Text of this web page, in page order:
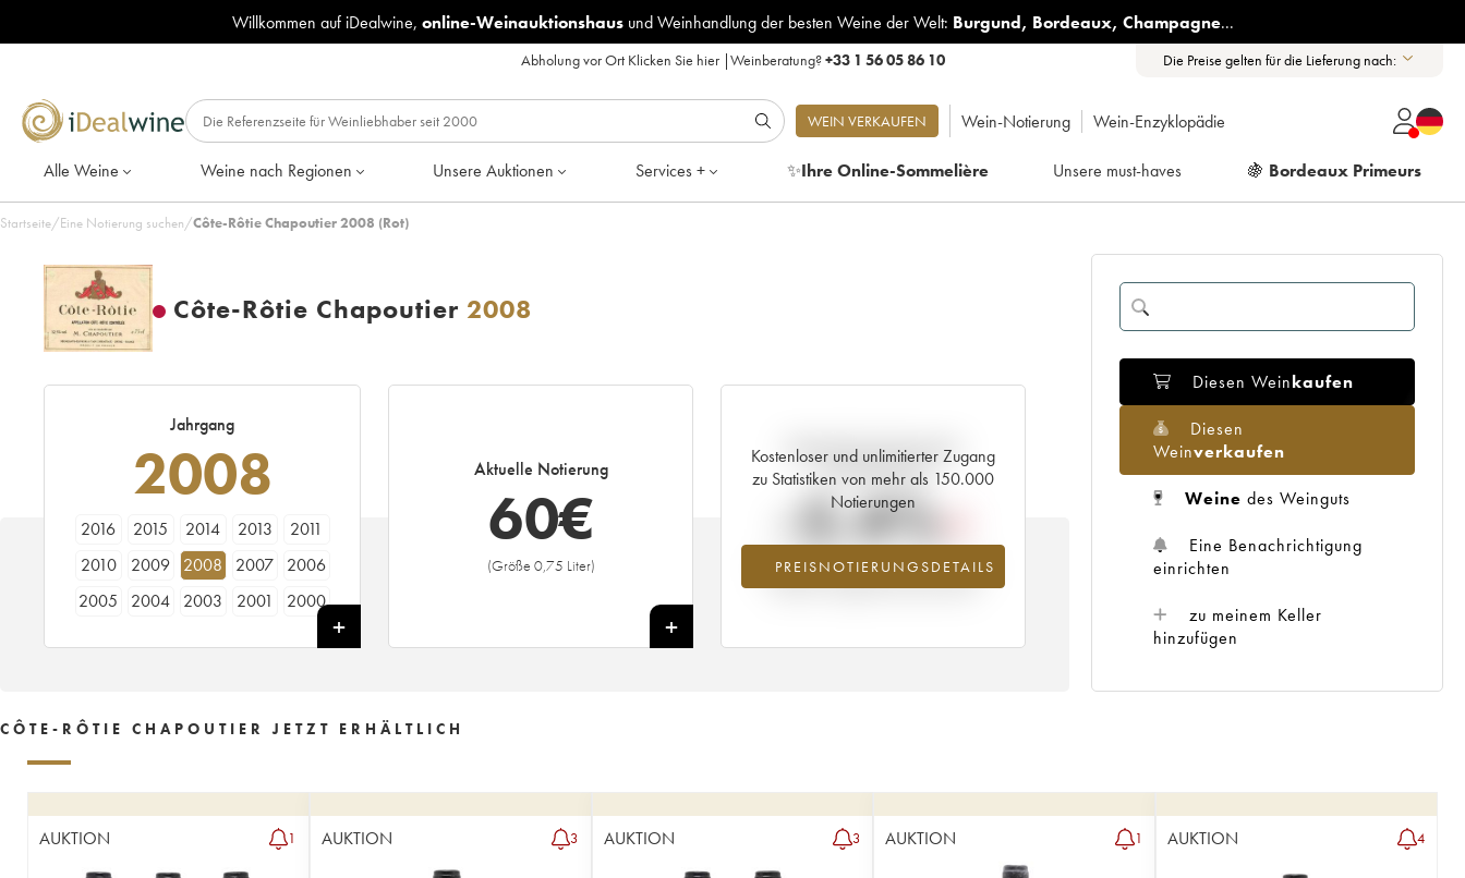
Willkommen auf iDealwine, online-Weinauktionshausund Weinhandlung der besten Weine der Welt: Burgund, Bordeaux, Champagne...
Abholung vor Ort Klicken Sie hier|Weinberatung?+33 1 56 05 86 10 Die Preise gelten für die Lieferung nach:
WEIN VERKAUFEN Wein-Notierung Wein-Enzyklopädie
Alle Weine Weine nach Regionen Unsere Auktionen Services + ✨Ihre Online-Sommelière Unsere must-haves 🍇 Bordeaux Primeurs
Startseite/Eine Notierung suchen/Côte-Rôtie Chapoutier 2008 (Rot)
Côte-Rôtie Chapoutier 2008
Jahrgang
2008
2016 2015 2014 2013
2011
2010
2009 2008 2007
2006
2005
2004 2003 2001
2000
Aktuelle Notierung
60€
(Größe 0,75 Liter)
+
Kostenloser und unlimitierter Zugang
zu Statistiken von mehr als 150.000
Notierungen
PREISNOTIERUNGSDETAILS
Aktuelle Entwicklung der
Preisnotierung
-2.4%
Preisabfall des Jahrgangs 2008 im Jahr
2026 im Vergleich zum Jahr 2025
Diesen Weinkaufen
Diesen
Weinverkaufen
Weine des Weinguts
Eine Benachrichtigung
einrichten
zu meinem Keller
hinzufügen
CÔTE-RÔTIE CHAPOUTIER JETZT ERHÄLTLICH
AUKTION 1 AUKTION 3 AUKTION 3 AUKTION 1 AUKTION 4